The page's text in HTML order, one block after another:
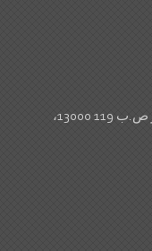
22، شارع أبي عياد عبد الكريم نهج باستور ص.ب 119 13000،